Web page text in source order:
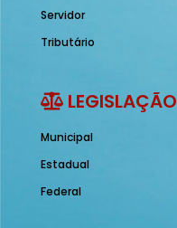
Servidor
Tributário
LEGISLAÇÃO
Municipal
Estadual
Federal